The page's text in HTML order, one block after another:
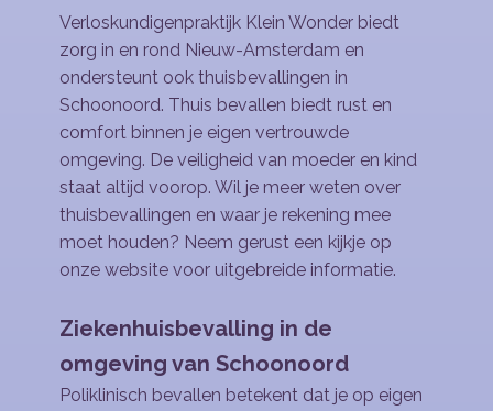
Verloskundigenpraktijk Klein Wonder biedt
zorg in en rond Nieuw-Amsterdam en
ondersteunt ook thuisbevallingen in
Schoonoord. Thuis bevallen biedt rust en
comfort binnen je eigen vertrouwde
omgeving. De veiligheid van moeder en kind
staat altijd voorop. Wil je meer weten over
thuisbevallingen en waar je rekening mee
moet houden? Neem gerust een kijkje op
onze website voor uitgebreide informatie.
Ziekenhuisbevalling in de
omgeving van Schoonoord
Poliklinisch bevallen betekent dat je op eigen